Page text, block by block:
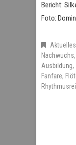
Bericht:
Foto:
Nachwuchs,
Ausbildung,
Fanfare,